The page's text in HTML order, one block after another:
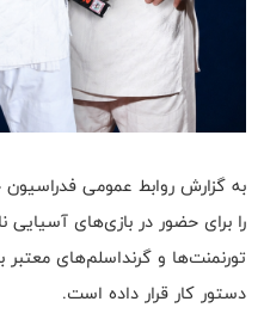
به گزارش روابط عمومی
را برای حضور در بازی‌های آسیایی
تورنمنت‌ها و گرنداسلم‌های معتبر
دستور کار قرار داده است.